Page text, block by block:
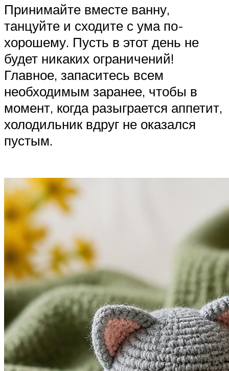
Принимайте вместе ванну,
танцуйте и сходите с ума по-
хорошему. Пусть в этот день не
будет никаких ограничений!
Главное, запаситесь всем
необходимым заранее, чтобы в
момент, когда разыграется аппетит,
холодильник вдруг не оказался
пустым.